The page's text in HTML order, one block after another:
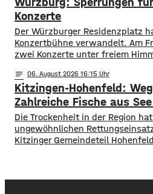
Polizei erstellen die Täter
Werbevideos oder fälschen
Persönlichkeiten. Ihr Ziel: echte
Konzerte
Der Würzburger Residenzplatz
Konzertbühne verwandelt. Am
zwei Konzerte unter freiem
Samstag ist dann das Konzert
Konzert von Roy Bianco und
ausverkauft, rund 16.000
notes 06. August 2026 16:15
Kitzingen-Hohenfeld:
Zahlreiche Fische aus
​​Die Trockenheit in der Region
ungewöhnlichen
Kitzinger Gemeindeteil